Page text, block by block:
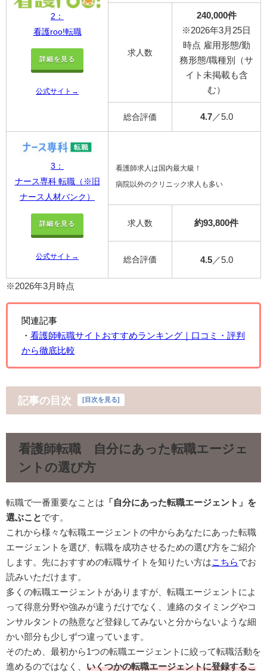
2：
看護roo!転職
詳細を見る
公式サイト→
求人数
240,000件
※2026年3月25日
時点 雇用形態/勤
務形態/職種別（サ
イト未掲載も含
む）
総合評価 4.7／5.0
3：
ナース専科 転職（※旧
ナース人材バンク）
詳細を見る
公式サイト→
看護師求人は国内最大級！
病院以外のクリニック求人も多い
求人数 約93,800件
総合評価 4.5／5.0
※2026年3月時点
関連記事
・ 看護師転職サイトおすすめランキング｜口コミ・評判
から徹底比較
記事の目次 [目次を見る]
看護師転職 自分にあった転職エージェ
ントの選び方
転職で一番重要なことは 「自分にあった転職エージェント」を
選ぶこと です。
これから様々な転職エージェントの中からあなたにあった転職
エージェントを選び、転職を成功させるための選び方をご紹介
します。先におすすめの転職サイトを知りたい方は こちら でお
読みいただけます。
多くの転職エージェントがありますが、転職エージェントによ
って得意分野や強みが違うだけでなく、連絡のタイミングやコ
ンサルタントの熱意など登録してみないと分からないような細
かい部分も少しずつ違っています。
そのため、最初から1つの転職エージェントに絞って転職活動を
進めるのではなく、 いくつかの転職エージェントに登録するこ